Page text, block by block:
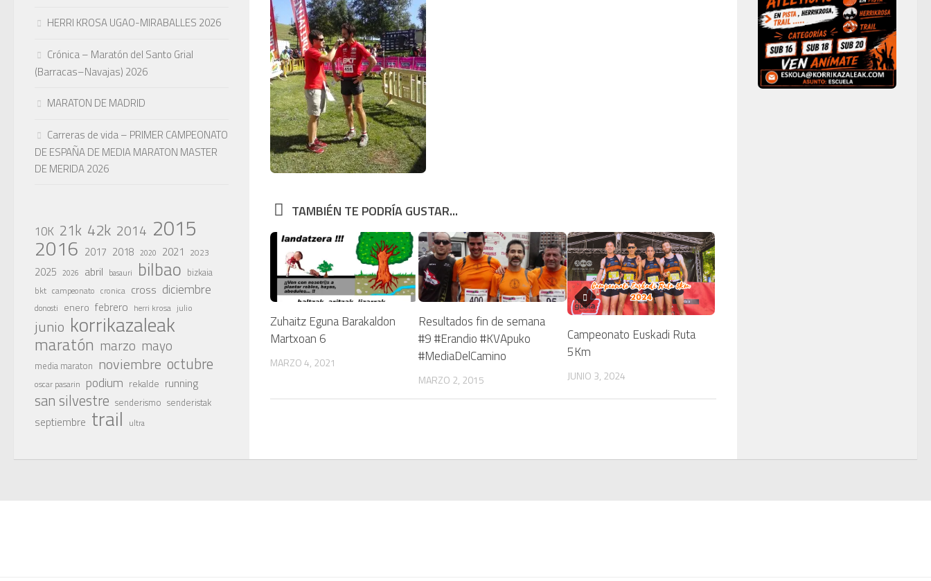
TAMBIÉN TE PODRÍA GUSTAR...
Zuhaitz Eguna Barakaldon
Martxoan 6
MARZO 4, 2021
Resultados fin de semana
#9 #Erandio #KVApuko
#MediaDelCamino
MARZO 2, 2015
Campeonato Euskadi Ruta
5Km
JUNIO 3, 2024
HERRI KROSA UGAO-MIRABALLES 2026
Crónica – Maratón del Santo Grial
(Barracas–Navajas) 2026
MARATON DE MADRID
Carreras de vida – PRIMER CAMPEONATO
DE ESPAÑA DE MEDIA MARATON MASTER
DE MERIDA 2026
10K 21k 42k 2014 2015
2016 2017 2018 2020 2021 2023
2025 2026 abril basauri bilbao bizkaia
bkt campeonato cronica cross diciembre
donosti enero febrero herri krosa julio
junio korrikazaleak
maratón marzo mayo
media maraton noviembre octubre
oscar pasarin podium rekalde running
san silvestre senderismo senderistak
septiembre trail ultra